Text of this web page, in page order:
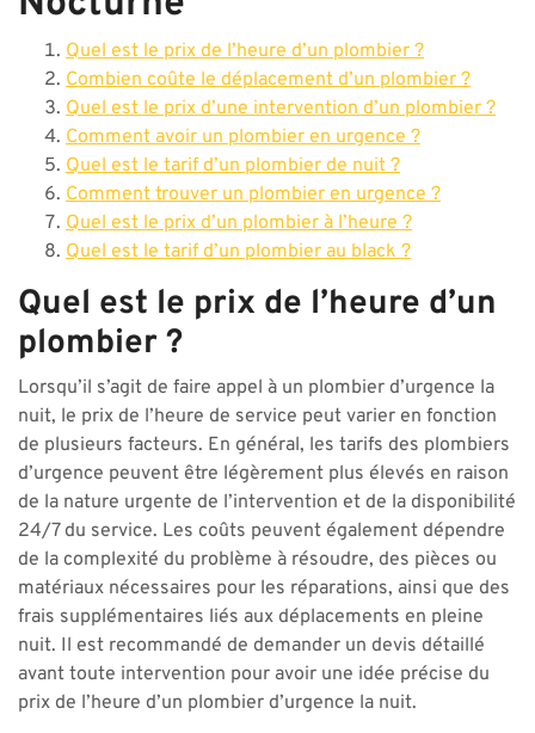
Quel est le prix de l’heure d’un plombier ?
Combien coûte le déplacement d’un plombier ?
Quel est le prix d’une intervention d’un plombier ?
Comment avoir un plombier en urgence ?
Quel est le tarif d’un plombier de nuit ?
Comment trouver un plombier en urgence ?
Quel est le prix d’un plombier à l’heure ?
Quel est le tarif d’un plombier au black ?
Quel est le prix de l’heure d’un
plombier ?
Lorsqu’il s’agit de faire appel à un plombier d’urgence la
nuit, le prix de l’heure de service peut varier en fonction
de plusieurs facteurs. En général, les tarifs des plombiers
d’urgence peuvent être légèrement plus élevés en raison
de la nature urgente de l’intervention et de la disponibilité
24/7 du service. Les coûts peuvent également dépendre
de la complexité du problème à résoudre, des pièces ou
matériaux nécessaires pour les réparations, ainsi que des
frais supplémentaires liés aux déplacements en pleine
nuit. Il est recommandé de demander un devis détaillé
avant toute intervention pour avoir une idée précise du
prix de l’heure d’un plombier d’urgence la nuit.